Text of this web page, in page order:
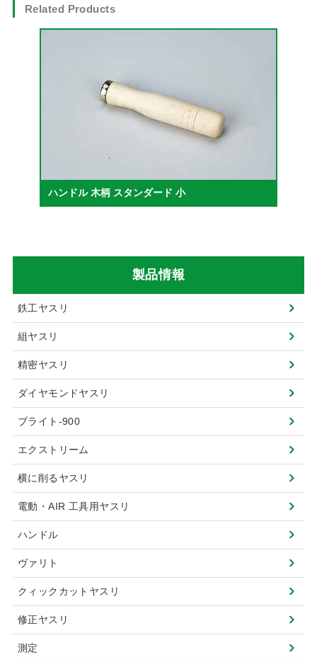
Related Products
ハンドル 木柄 スタンダード 小
製品情報
鉄工ヤスリ
組ヤスリ
精密ヤスリ
ダイヤモンドヤスリ
ブライト-900
エクストリーム
横に削るヤスリ
電動・AIR 工具用ヤスリ
ハンドル
ヴァリト
クィックカットヤスリ
修正ヤスリ
測定